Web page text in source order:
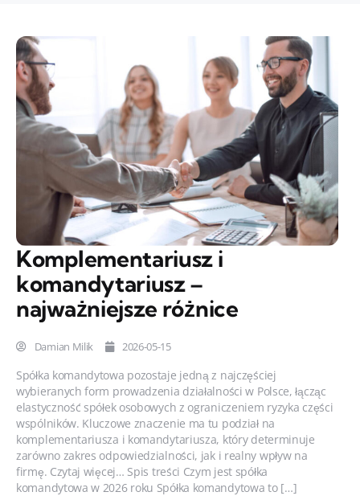
Komplementariusz i
komandytariusz –
najważniejsze różnice
Damian Milik 2026-05-15
Spółka komandytowa pozostaje jedną z najczęściej
wybieranych form prowadzenia działalności w Polsce, łącząc
elastyczność spółek osobowych z ograniczeniem ryzyka części
wspólników. Kluczowe znaczenie ma tu podział na
komplementariusza i komandytariusza, który determinuje
zarówno zakres odpowiedzialności, jak i realny wpływ na
firmę. Czytaj więcej… Spis treści Czym jest spółka
komandytowa w 2026 roku Spółka komandytowa to […]